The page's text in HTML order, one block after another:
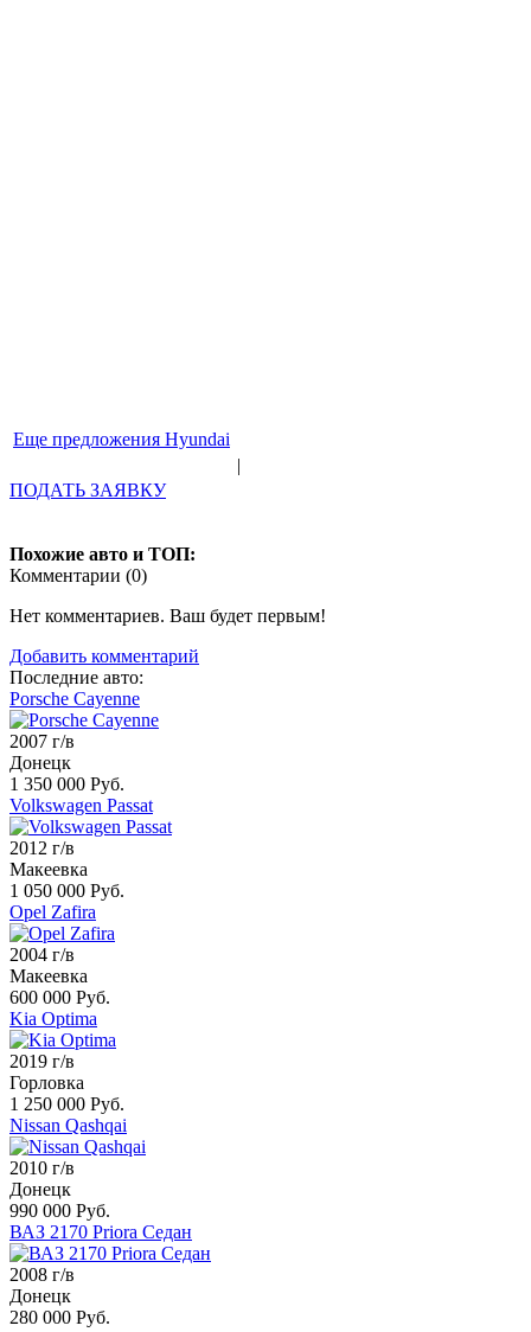
Еще предложения Hyundai
|
ПОДАТЬ ЗАЯВКУ
Похожие авто и ТОП:
Комментарии (0)
Нет комментариев. Ваш будет первым!
Добавить комментарий
Последние авто:
Porsche Cayenne
2007 г/в
Донецк
1 350 000 Руб.
Volkswagen Passat
2012 г/в
Макеевка
1 050 000 Руб.
Opel Zafira
2004 г/в
Макеевка
600 000 Руб.
Kia Optima
2019 г/в
Горловка
1 250 000 Руб.
Nissan Qashqai
2010 г/в
Донецк
990 000 Руб.
ВАЗ 2170 Priora Седан
2008 г/в
Донецк
280 000 Руб.